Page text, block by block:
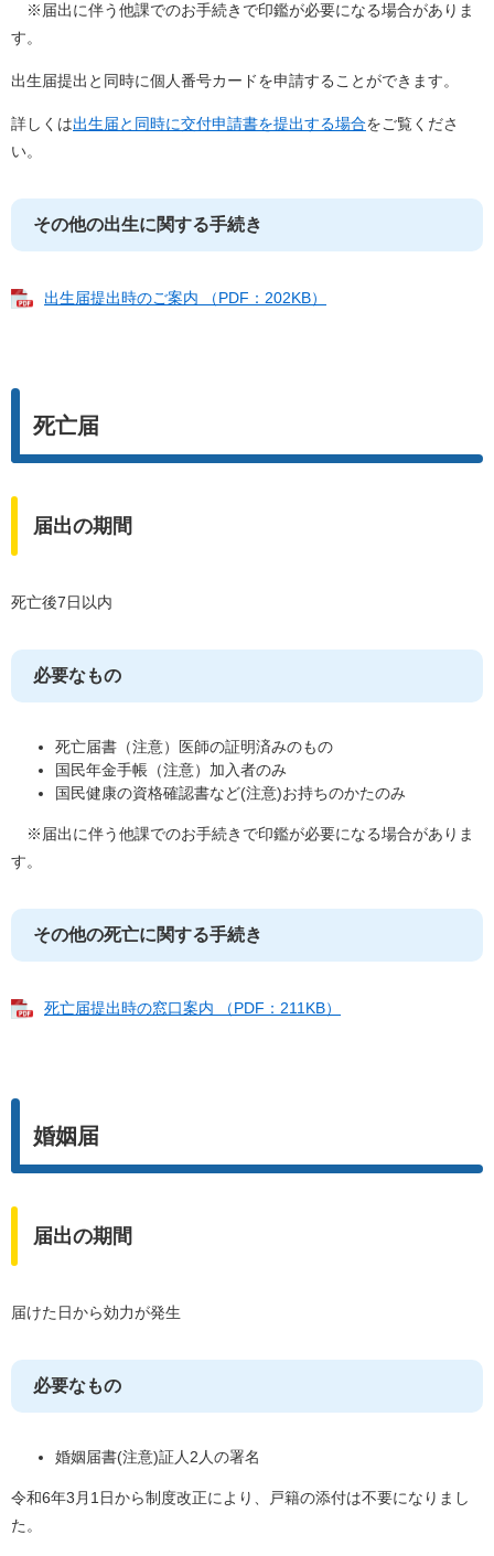
※届出に伴う他課でのお手続きで印鑑が必要になる場合がありま
す。
出生届提出と同時に個人番号カードを申請することができます。
詳しくは出生届と同時に交付申請書を提出する場合をご覧くださ
い。
その他の出生に関する手続き
出生届提出時のご案内 （PDF：202KB）
死亡届
届出の期間
死亡後7日以内
必要なもの
死亡届書（注意）医師の証明済みのもの
国民年金手帳（注意）加入者のみ
国民健康の資格確認書など(注意)お持ちのかたのみ
※届出に伴う他課でのお手続きで印鑑が必要になる場合がありま
す。
その他の死亡に関する手続き
死亡届提出時の窓口案内 （PDF：211KB）
婚姻届
届出の期間
届けた日から効力が発生
必要なもの
婚姻届書(注意)証人2人の署名
令和6年3月1日から制度改正により、戸籍の添付は不要になりまし
た。